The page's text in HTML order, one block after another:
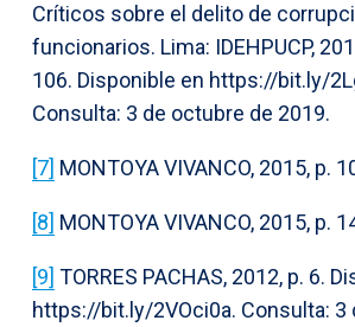
Críticos sobre el delito de
funcionarios. Lima: IDEHPUCP,
106. Disponible en https://bit.ly/
Consulta: 3 de octubre de 2019.
[7] MONTOYA VIVANCO, 2015, p.
[8] MONTOYA VIVANCO, 2015, p.
[9] TORRES PACHAS, 2012, p. 6.
https://bit.ly/2VOci0a. Consulta: 3